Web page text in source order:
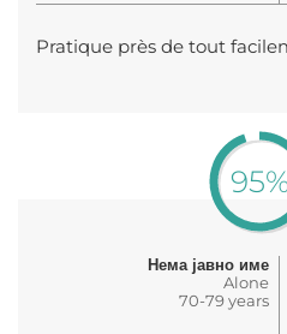
Pratique près de tout
Нема јавно име
Alone
70-79 years